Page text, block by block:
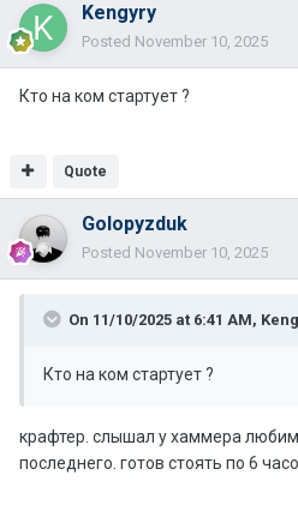
Kengyry
Posted November 10, 2025
Кто на ком стартует ?
Quote
Golopyzduk
Posted November 10, 2025
On 11/10/2025 at 6:41 AM,
Кто на ком стартует ?
крафтер. слышал у хаммера
последнего. готов стоять по 6